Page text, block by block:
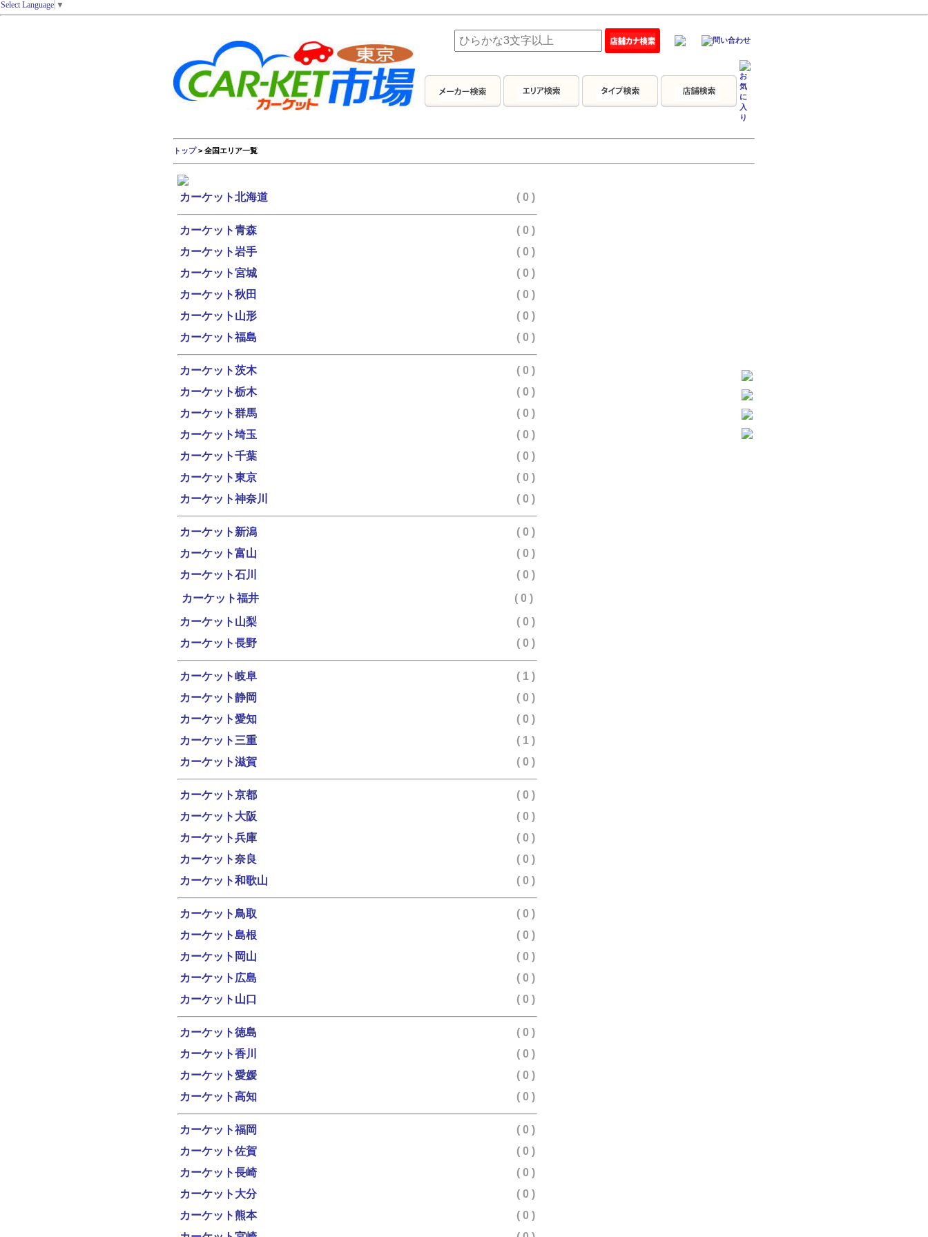
Select Language ▼
トップ> 全国エリア一覧
カーケット北海道 ( 0 )
カーケット青森
( 0 )
カーケット岩手
( 0 )
カーケット宮城
( 0 )
カーケット秋田
( 0 )
カーケット山形
( 0 )
カーケット福島
( 0 )
カーケット茨木
( 0 )
カーケット栃木
( 0 )
カーケット群馬
( 0 )
カーケット埼玉
( 0 )
カーケット千葉
( 0 )
カーケット東京
( 0 )
カーケット神奈川
( 0 )
カーケット新潟
( 0 )
カーケット富山
( 0 )
カーケット石川
( 0 )
カーケット福井
( 0 )
カーケット山梨
( 0 )
カーケット長野
( 0 )
カーケット岐阜
( 1 )
カーケット静岡
( 0 )
カーケット愛知
( 0 )
カーケット三重
( 1 )
カーケット滋賀
( 0 )
カーケット京都
( 0 )
カーケット大阪
( 0 )
カーケット兵庫
( 0 )
カーケット奈良
( 0 )
カーケット和歌山
( 0 )
カーケット鳥取
( 0 )
カーケット島根
( 0 )
カーケット岡山
( 0 )
カーケット広島
( 0 )
カーケット山口
( 0 )
カーケット徳島
( 0 )
カーケット香川
( 0 )
カーケット愛媛
( 0 )
カーケット高知
( 0 )
カーケット福岡
( 0 )
カーケット佐賀
( 0 )
カーケット長崎
( 0 )
カーケット大分
( 0 )
カーケット熊本
( 0 )